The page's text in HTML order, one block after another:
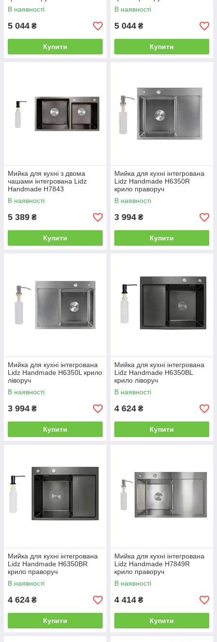
PVD 3,0/1,0 мм
LDH7849BLPVD43624
В наявності
5 044 ₴
Купити
(LDH7849BRPVD43625)
Brushed Black PVD 3,0/1,0 мм
В наявності
5 044 ₴
Купити
Мийка для кухні з двома
чашами інтегрована Lidz
Handmade H7843
(LDH7843BPVD45586)
Brushed Black PVD 3,0/1,0 мм
В наявності
5 389 ₴
Купити
Мийка для кухні інтегрована
Lidz Handmade H6350R
крило праворуч
(LDH6350BRUR45587)
Brushed Steel 3,0/1,0 мм
В наявності
3 994 ₴
Купити
Мийка для кухні інтегрована
Lidz Handmade H6350L крило
ліворуч
(LDH6350BRUL45588)
Brushed Steel 3,0/1,0 мм
В наявності
3 994 ₴
Купити
Мийка для кухні інтегрована
Lidz Handmade H6350BL
крило ліворуч
(LDH6350BRUL45589)
Brushed Black PVD 3,0/1,0 мм
В наявності
4 624 ₴
Купити
Мийка для кухні інтегрована
Lidz Handmade H6350BR
крило праворуч
(LDH6350BRPVD45590)
Brushed Black PVD 3,0/1,0 мм
В наявності
4 624 ₴
Купити
Мийка для кухні інтегрована
Lidz Handmade H7849R
крило праворуч
(LDH7849BRUR45591)
Brushed Steel 3,0/1,0 мм
В наявності
4 414 ₴
Купити